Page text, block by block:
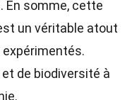
En somme, cette
un véritable atout
de biodiversité à